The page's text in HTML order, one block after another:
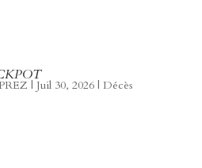
| Juil 30, 2026| Décès